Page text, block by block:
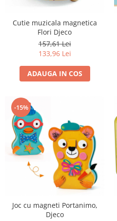
Cutie muzicala magnetica
Flori Djeco
157,61 Lei
133,96 Lei
ADAUGA IN COS
-15%
Joc cu magneti Portanimo,
Djeco